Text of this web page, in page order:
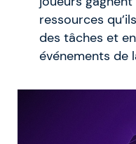
ressources
des tâches et
événements de